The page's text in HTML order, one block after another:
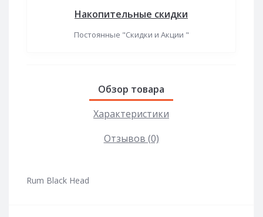
Накопительные скидки
Постоянные "Скидки и Акции "
Обзор товара
Характеристики
Отзывов (0)
Rum Black Head